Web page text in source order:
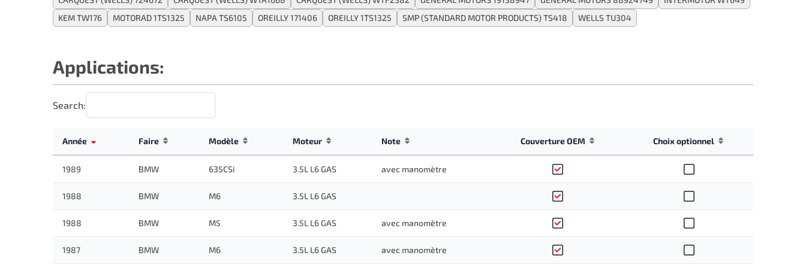
KEM TW176
MOTORAD 1TS1325 NAPA TS6105 OREILLY 171406 OREILLY 1TS1325 SMP (STANDARD MOTOR PRODUCTS) TS418 WELLS TU304
Applications:
Search:
Année Faire Modèle Moteur Note Couverture OEM Choix optionnel
1989 BMW 635CSi 3.5L L6 GAS avec manomètre
1988 BMW M6 3.5L L6 GAS
1988 BMW M5 3.5L L6 GAS avec manomètre
1987 BMW M6 3.5L L6 GAS avec manomètre